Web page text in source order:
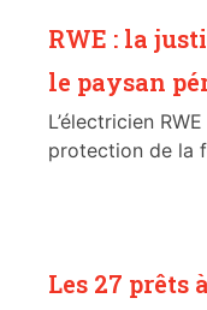
RWE : la
le paysan
L’électricien
protection de la
Les 27 prêts